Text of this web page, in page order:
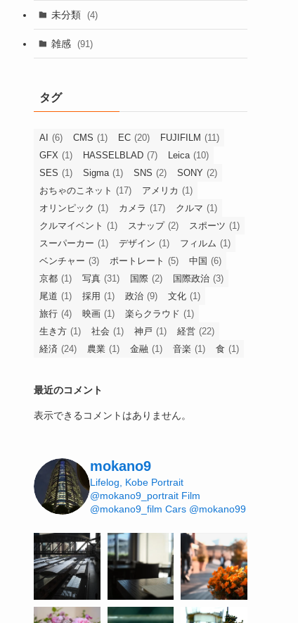
未分類 (4)
雑感 (91)
タグ
AI (6) CMS (1) EC (20) FUJIFILM (11)
GFX (1) HASSELBLAD (7) Leica (10)
SES (1) Sigma (1) SNS (2) SONY (2)
おちゃのこネット (17) アメリカ (1)
オリンピック (1) カメラ (17) クルマ (1)
クルマイベント (1) スナップ (2) スポーツ (1)
スーパーカー (1) デザイン (1) フィルム (1)
ベンチャー (3) ポートレート (5) 中国 (6)
京都 (1) 写真 (31) 国際 (2) 国際政治 (3)
尾道 (1) 採用 (1) 政治 (9) 文化 (1)
旅行 (4) 映画 (1) 楽らクラウド (1)
生き方 (1) 社会 (1) 神戸 (1) 経営 (22)
経済 (24) 農業 (1) 金融 (1) 音楽 (1) 食 (1)
最近のコメント
表示できるコメントはありません。
mokano9
Lifelog, Kobe Portrait
@mokano9_portrait Film
@mokano9_film Cars @mokano99